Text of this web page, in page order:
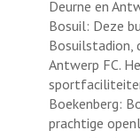
Deurne en
Bosuil: Deze
Bosuilstadion,
Antwerp FC.
Boekenberg:
prachtige